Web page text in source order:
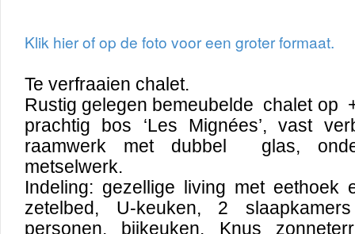
Klik hier of op de foto voor een groter formaat.
Te verfraaien chalet.
Rustig gelegen bemeubelde chalet op
prachtig bos ‘Les Mignées’, vast
raamwerk met dubbel glas,
metselwerk.
Indeling: gezellige living met eethoek
zetelbed, U-keuken, 2
personen, bijkeuken. Knus